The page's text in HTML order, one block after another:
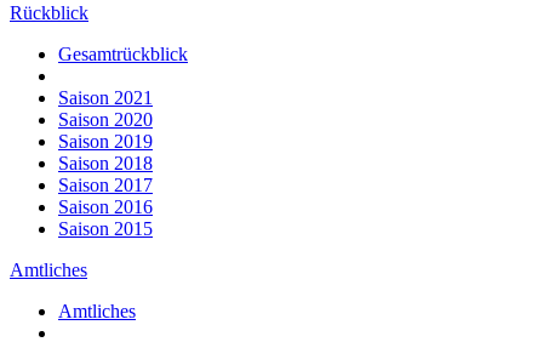
Rückblick
Gesamtrückblick
Saison 2021
Saison 2020
Saison 2019
Saison 2018
Saison 2017
Saison 2016
Saison 2015
Amtliches
Amtliches